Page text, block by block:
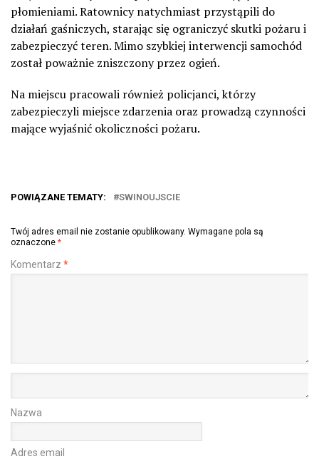
płomieniami. Ratownicy natychmiast przystąpili do
działań gaśniczych, starając się ograniczyć skutki pożaru i
zabezpieczyć teren. Mimo szybkiej interwencji samochód
został poważnie zniszczony przez ogień.
Na miejscu pracowali również policjanci, którzy
zabezpieczyli miejsce zdarzenia oraz prowadzą czynności
mające wyjaśnić okoliczności pożaru.
POWIĄZANE TEMATY: SWINOUJSCIE
Twój adres email nie zostanie opublikowany. Wymagane pola są
oznaczone *
Komentarz *
Nazwa
Adres email